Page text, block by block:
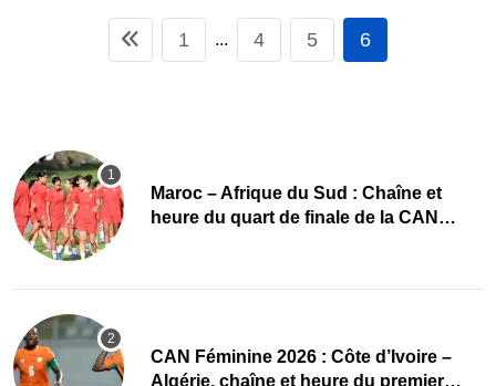
1 ... 4 5 6
Maroc – Afrique du Sud : Chaîne et
heure du quart de finale de la CAN
CAN Féminine 2026 : Côte d’Ivoire –
Algérie, chaîne et heure du premier